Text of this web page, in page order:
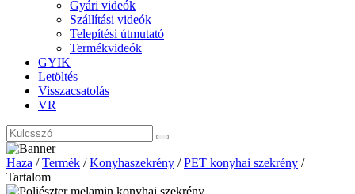
Gyári videók
Szállítási videók
Telepítési útmutató
Termékvideók
GYIK
Letöltés
Visszacsatolás
VR
Haza /Termék /Konyhaszekrény /PET konyhai szekrény /
Tartalom